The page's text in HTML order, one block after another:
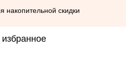
накопительной скидки